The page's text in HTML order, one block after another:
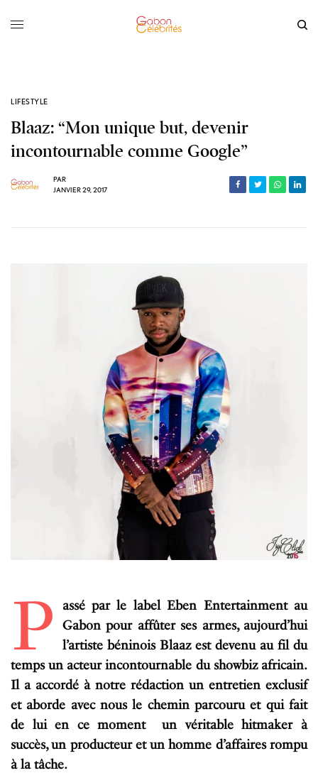
LIFESTYLE
Blaaz: “Mon unique but, devenir
incontournable comme Google”
PAR
JANVIER 29, 2017
P
assé par le label Eben Entertainment au
Gabon pour affûter ses armes, aujourd’hui
l’artiste béninois Blaaz est devenu au fil du
temps un acteur incontournable du showbiz africain.
Il a accordé à notre rédaction un entretien exclusif
et aborde avec nous le chemin parcouru et qui fait
de lui en ce moment un véritable hitmaker à
succès, un producteur et un homme d’affaires rompu
à la tâche.